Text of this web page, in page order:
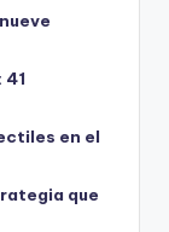
en el
que